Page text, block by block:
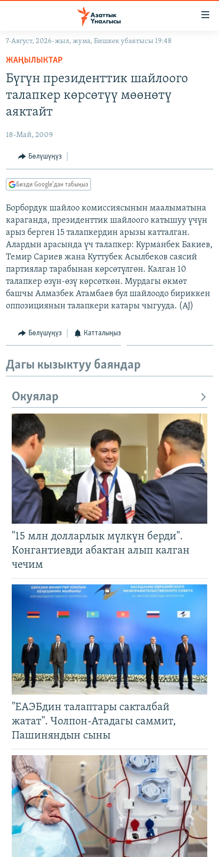
Навигацияга
өтүңүз
Издөөгө
салыңызКЫРГЫЗСТАН
МАДАНИЯТ
ДҮЙНӨ
УКРАИНА
ТВ ПРОГРАММАЛАР
БҮГҮН АЗАТТЫКТА
ДАНИСТЕ
ЭЖЕ-СИҢДИЛЕР
АЗАТТЫК+
ЫҢГАЙСЫЗ СУРООЛОР
ПОДКАСТ
Русский
ОНЛАЙН ШЕРИНЕ
ЭЕ/АРнун бардык сайттары
7-Август, 2026-жыл, жума, Бишкек убактысы 19:48
ЖАҢЫЛЫКТАР
Бүгүн президенттик шайлоого
талапкер көрсөтүү мөөнөтү
аяктайт
18-Май, 2009
Бөлүшүңүз
Бизди Google'дан табыңыз
Борбордук шайлоо комиссиясынын маалыматына
караганда, президенттик шайлоого катышуу үчүн
арыз берген 15 талапкердин арызы катталган.
Алардын арасында үч талапкер: Курманбек Бакиев,
Темир Сариев жана Куттубек Асылбеков саясий
партиялар тарабынан көрсөтүлгөн. Калган 10
талапкер өзүн-өзү көрсөткөн. Мурдагы өкмөт
башчы Алмазбек Атамбаев бул шайлоодо бириккен
оппозициянын талапкери катары чыгууда. (AJ)
Бөлүшүңүз Катталыңыз
Дагы кызыктуу баяндар
Окуялар
"15 млн долларлык мүлкүн берди".
Конгантиевди абактан алып калган
чечим
"ЕАЭБдин талаптары сакталбай
жатат". Чолпон-Атадагы саммит,
Пашиняндын сыны